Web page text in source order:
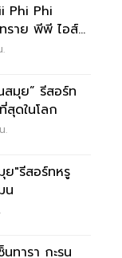
Phi Phi
ราย พีพี ไอส์
สมุย” รีสอร์ท
สุดในโลก
.
"รีสอร์ทหรู
น